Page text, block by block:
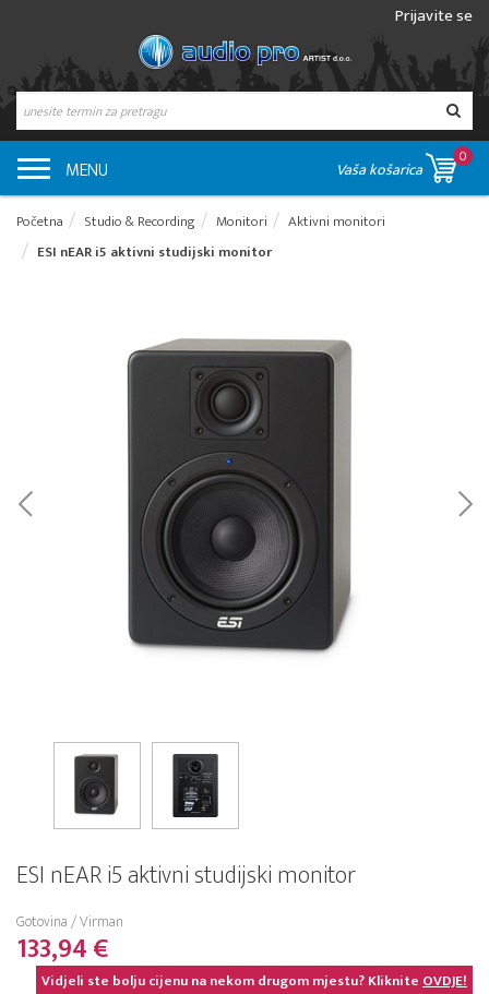
Prijavite se
MENU Vaša košarica
0
Početna Studio & Recording Monitori
Aktivni monitori
ESI nEAR i5 aktivni studijski monitor
ESI nEAR i5 aktivni studijski monitor
Gotovina / Virman
133,94 €
Vidjeli ste bolju cijenu na nekom drugom mjestu? KlikniteOVDJE!